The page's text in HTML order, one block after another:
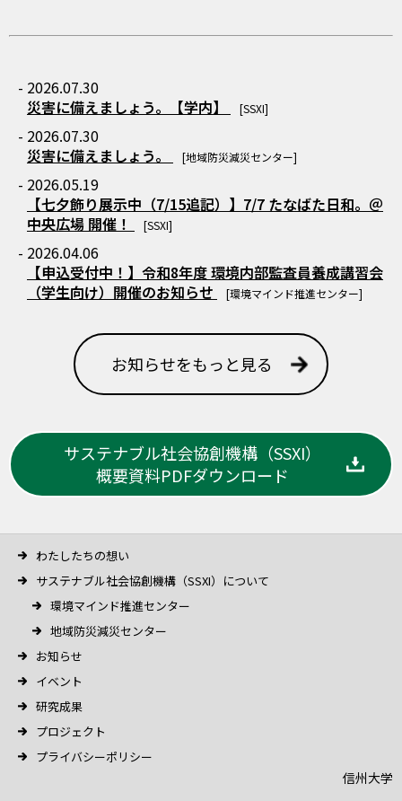
- 2026.07.30
災害に備えましょう。【学内】
[SSXI]
- 2026.07.30
災害に備えましょう。
[地域防災減災センター]
- 2026.05.19
【七夕飾り展示中（7/15追記）】7/7 たなばた日和。＠
中央広場 開催！
[SSXI]
- 2026.04.06
【申込受付中！】令和8年度 環境内部監査員養成講習会
（学生向け）開催のお知らせ
[環境マインド推進センター]
お知らせをもっと見る
サステナブル社会協創機構（SSXI）
概要資料PDFダウンロード
わたしたちの想い
サステナブル社会協創機構（SSXI）について
環境マインド推進センター
地域防災減災センター
お知らせ
イベント
研究成果
プロジェクト
プライバシーポリシー
信州大学